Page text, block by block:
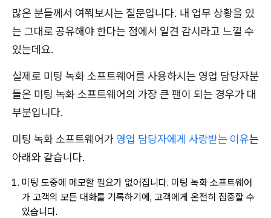
많은 분들께서 여쭤보시는 질문입니다. 내 업무 상황을 있
는 그대로 공유해야 한다는 점에서 일견 감시라고 느낄 수
있는데요.
실제로 미팅 녹화 소프트웨어를 사용하시는 영업 담당자분
들은 미팅 녹화 소프트웨어의 가장 큰 팬이 되는 경우가 대
부분입니다.
미팅 녹화 소프트웨어가 영업 담당자에게 사랑받는 이유는
아래와 같습니다.
미팅 도중에 메모할 필요가 없어집니다. 미팅 녹화 소프트웨어
가 고객의 모든 대화를 기록하기에, 고객에게 온전히 집중할 수
있습니다.